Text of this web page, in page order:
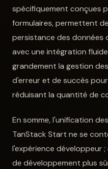
spécifiquement conçues
formulaires, permettent
persistance des données
avec une intégration fluide
grandement la gestion
d'erreur et de succès
réduisant la quantité de
En somme, l'unification
TanStack Start ne se
l'expérience développeur
de développement plus